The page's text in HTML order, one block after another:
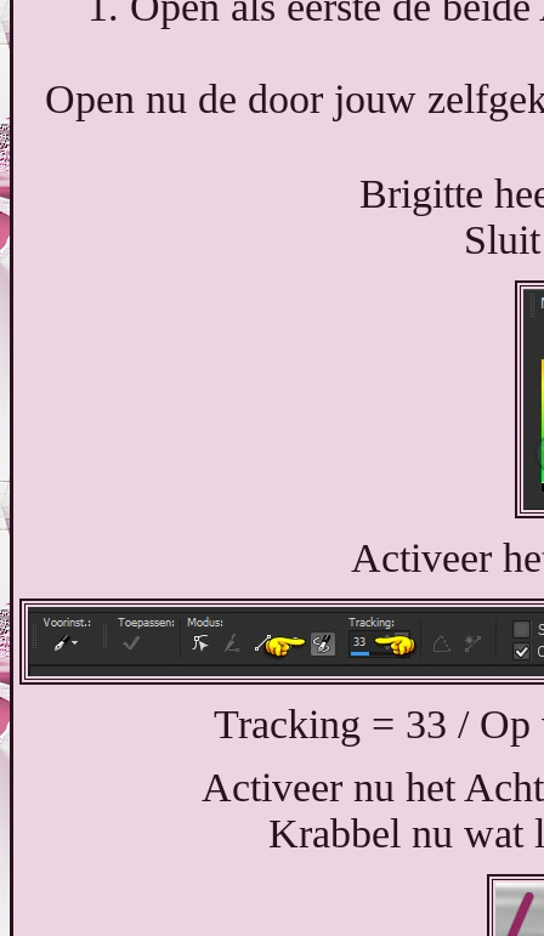
Open nu de door jouw
Brigitte
Activeer
Tracking = 33 /
Activeer nu het
Krabbel nu wat